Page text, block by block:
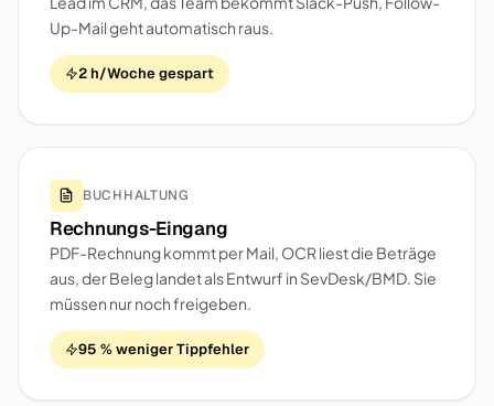
Up-Mail geht automatisch raus.
2 h/Woche gespart
BUCHHALTUNG
Rechnungs-Eingang
PDF-Rechnung kommt per Mail, OCR liest die Beträge
aus, der Beleg landet als Entwurf in SevDesk/BMD. Sie
müssen nur noch freigeben.
95 % weniger Tippfehler